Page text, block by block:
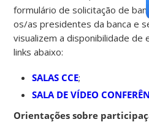
formulário de solicitação de
os/as presidentes da banca e
visualizem a disponibilidade de
links abaixo:
SALAS CCE;
SALA DE VÍDEO
Orientações sobre